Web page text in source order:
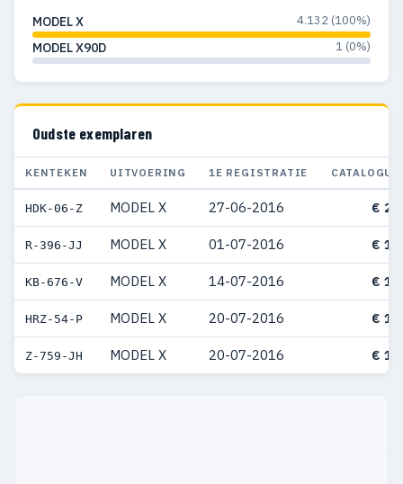
MODEL X 4.132 (100%)
MODEL X90D 1 (0%)
Oudste exemplaren
KENTEKEN UITVOERING 1E REGISTRATIE
HDK-06-Z MODEL X 27-06-2016 €
R-396-JJ MODEL X 01-07-2016 €
KB-676-V MODEL X 14-07-2016 €
HRZ-54-P MODEL X 20-07-2016 €
Z-759-JH MODEL X 20-07-2016 €